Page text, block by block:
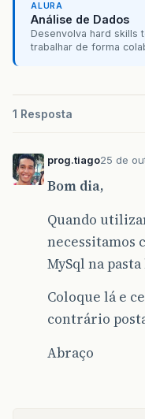
ALURA
Análise de Dados
Desenvolva hard skills
trabalhar de forma
1 Resposta
prog.tiago25 de
Bom dia,
Quando
necessitamos
MySql na
Coloque lá e
contrário
Abraço